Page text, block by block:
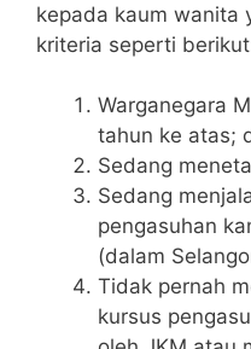
kepada kaum wanita
kriteria seperti
Warganegara
tahun ke atas;
Sedang
Sedang
pengasuhan
(dalam
Tidak pernah
kursus